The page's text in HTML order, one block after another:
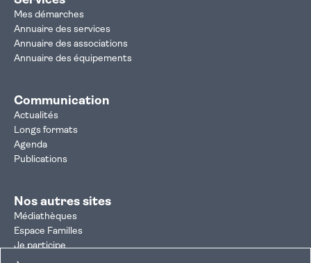
Mes démarches
Annuaire des services
Annuaire des associations
Annuaire des équipements
Communication
Actualités
Longs formats
Agenda
Publications
Nos autres sites
Médiathèques
Espace Familles
Je participe
Autorisation d'urbanisme